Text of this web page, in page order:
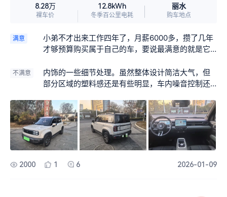
8.28万
裸车价
12.8kWh
冬季百公里电耗
丽水
购车地点
满意
小弟不才出来工作四年了，月薪6000多，攒了几年
才够预算购买属于自己的车，要说最满意的就是它
力得来的东西，特别珍贵
不满意
内饰的一些细节处理。虽然整体设计简洁大气，但
部分区域的塑料感还是有些明显，车内噪音控制还
2000 1 6 2026-01-09